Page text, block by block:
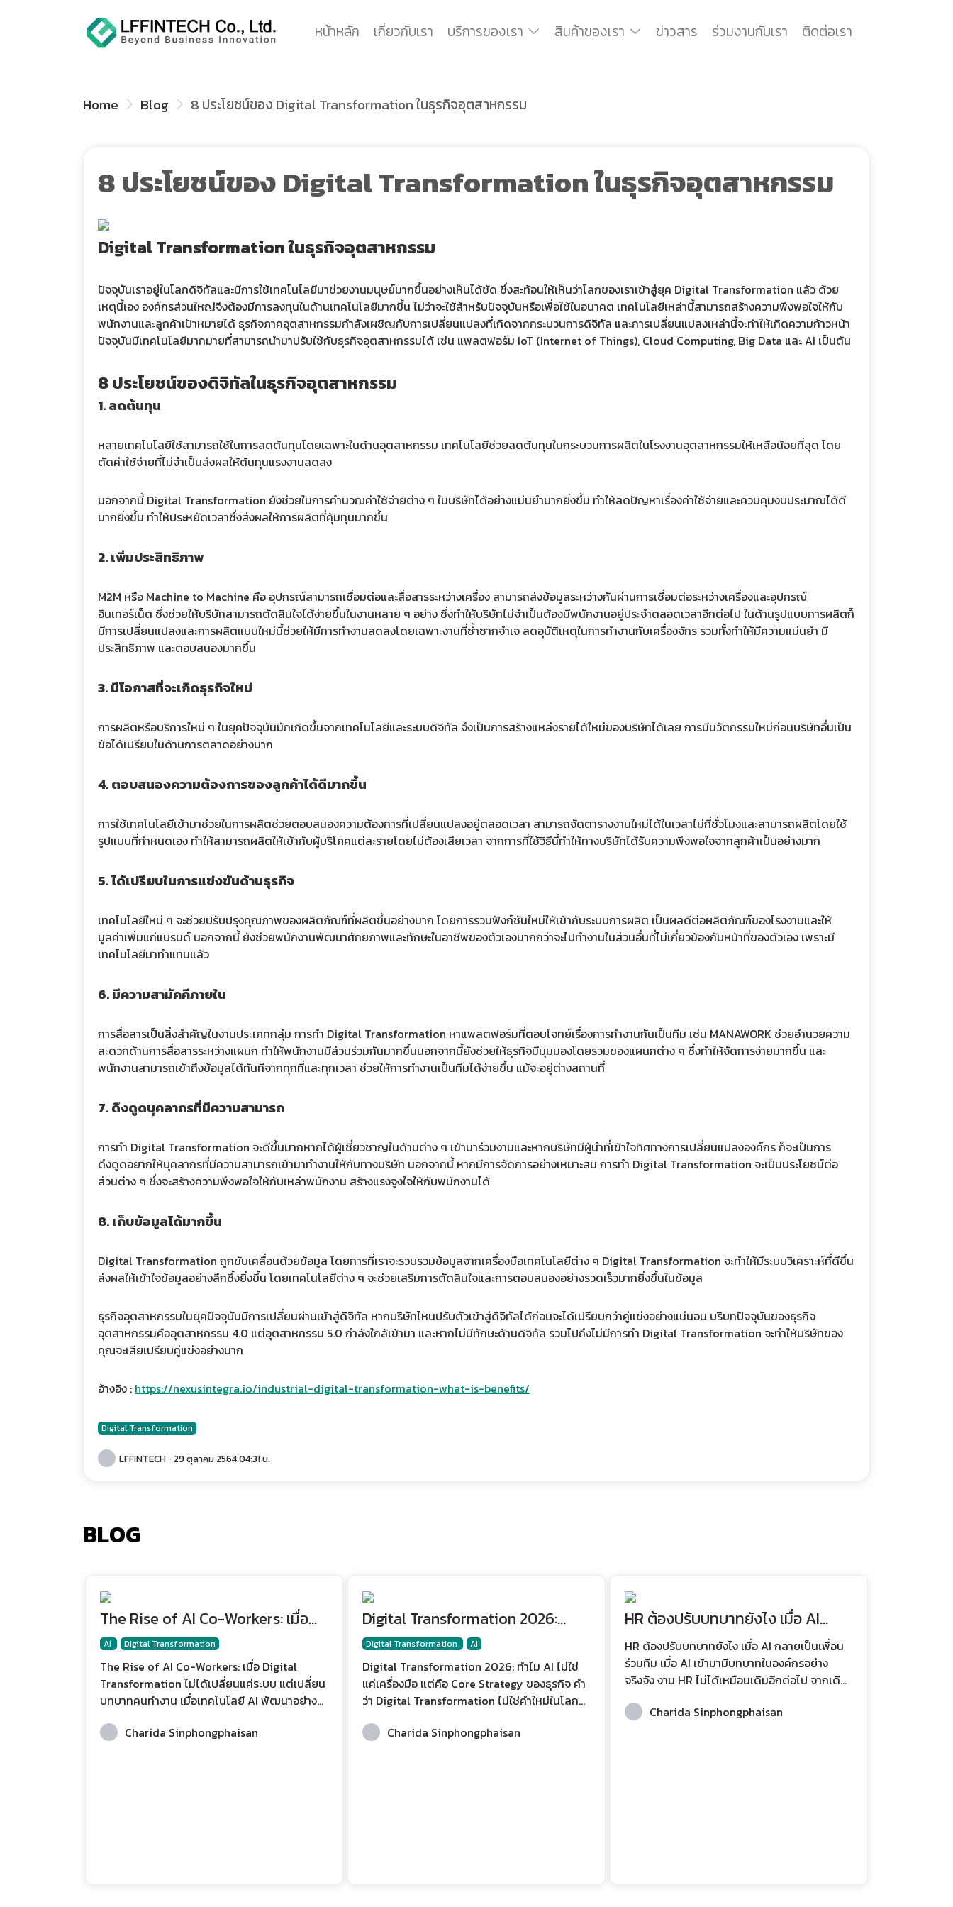
หน้าหลัก เกี่ยวกับเรา บริการของเรา สินค้าของเรา ข่าวสาร ร่วมงานกับเรา ติดต่อเรา
Home Blog 8 ประโยชน์ของ Digital Transformation ในธุรกิจอุตสาหกรรม
8 ประโยชน์ของ Digital Transformation ในธุรกิจอุตสาหกรรม
Digital Transformation ในธุรกิจอุตสาหกรรม
ปัจจุบันเราอยู่ในโลกดิจิทัลและมีการใช้เทคโนโลยีมาช่วยงานมนุษย์มากขึ้นอย่างเห็นได้ชัด ซึ่งสะท้อนให้เห็นว่าโลกของเราเข้าสู่ยุค Digital Transformation แล้ว ด้วย
เหตุนี้เอง องค์กรส่วนใหญ่จึงต้องมีการลงทุนในด้านเทคโนโลยีมากขึ้น ไม่ว่าจะใช้สำหรับปัจจุบันหรือเพื่อใช้ในอนาคต เทคโนโลยีเหล่านี้สามารถสร้างความพึงพอใจให้กับ
พนักงานและลูกค้าเป้าหมายได้ ธุรกิจภาคอุตสาหกรรมกำลังเผชิญกับการเปลี่ยนแปลงที่เกิดจากกระบวนการดิจิทัล และการเปลี่ยนแปลงเหล่านี้จะทำให้เกิดความก้าวหน้า
ปัจจุบันมีเทคโนโลยีมากมายที่สามารถนำมาปรับใช้กับธุรกิจอุตสาหกรรมได้ เช่น แพลตฟอร์ม IoT (Internet of Things), Cloud Computing, Big Data และ AI เป็นต้น
8 ประโยชน์ของดิจิทัลในธุรกิจอุตสาหกรรม
1. ลดต้นทุน
หลายเทคโนโลยีใช้สามารถใช้ในการลดต้นทุนโดยเฉพาะในด้านอุตสาหกรรม เทคโนโลยีช่วยลดต้นทุนในกระบวนการผลิตในโรงงานอุตสาหกรรมให้เหลือน้อยที่สุด โดย
ตัดค่าใช้จ่ายที่ไม่จำเป็นส่งผลให้ต้นทุนแรงงานลดลง
นอกจากนี้ Digital Transformation ยังช่วยในการคำนวณค่าใช้จ่ายต่าง ๆ ในบริษัทได้อย่างแม่นยำมากยิ่งขึ้น ทำให้ลดปัญหาเรื่องค่าใช้จ่ายและควบคุมงบประมาณได้ดี
มากยิ่งขึ้น ทำให้ประหยัดเวลาซึ่งส่งผลให้การผลิตที่คุ้มทุนมากขึ้น
2. เพิ่มประสิทธิภาพ
M2M หรือ Machine to Machine คือ อุปกรณ์สามารถเชื่อมต่อและสื่อสารระหว่างเครื่อง สามารถส่งข้อมูลระหว่างกันผ่านการเชื่อมต่อระหว่างเครื่องและอุปกรณ์
อินเทอร์เน็ต ซึ่งช่วยให้บริษัทสามารถตัดสินใจได้ง่ายขึ้นในงานหลาย ๆ อย่าง ซึ่งทำให้บริษัทไม่จำเป็นต้องมีพนักงานอยู่ประจำตลอดเวลาอีกต่อไป ในด้านรูปแบบการผลิตก็
มีการเปลี่ยนแปลงและการผลิตแบบใหม่นี้ช่วยให้มีการทำงานลดลงโดยเฉพาะงานที่ซ้ำซากจำเจ ลดอุบัติเหตุในการทำงานกับเครื่องจักร รวมทั้งทำให้มีความแม่นยำ มี
ประสิทธิภาพ และตอบสนองมากขึ้น
3. มีโอกาสที่จะเกิดธุรกิจใหม่
การผลิตหรือบริการใหม่ ๆ ในยุคปัจจุบันมักเกิดขึ้นจากเทคโนโลยีและระบบดิจิทัล จึงเป็นการสร้างแหล่งรายได้ใหม่ของบริษัทได้เลย การมีนวัตกรรมใหม่ก่อนบริษัทอื่นเป็น
ข้อได้เปรียบในด้านการตลาดอย่างมาก
4. ตอบสนองความต้องการของลูกค้าได้ดีมากขึ้น
การใช้เทคโนโลยีเข้ามาช่วยในการผลิตช่วยตอบสนองความต้องการที่เปลี่ยนแปลงอยู่ตลอดเวลา สามารถจัดตารางงานใหม่ได้ในเวลาไม่กี่ชั่วโมงและสามารถผลิตโดยใช้
รูปแบบที่กำหนดเอง ทำให้สามารถผลิตให้เข้ากับผู้บริโภคแต่ละรายโดยไม่ต้องเสียเวลา จากการที่ใช้วิธีนี้ทำให้ทางบริษัทได้รับความพึงพอใจจากลูกค้าเป็นอย่างมาก
5. ได้เปรียบในการแข่งขันด้านธุรกิจ
เทคโนโลยีใหม่ ๆ จะช่วยปรับปรุงคุณภาพของผลิตภัณฑ์ที่ผลิตขึ้นอย่างมาก โดยการรวมฟังก์ชันใหม่ให้เข้ากับระบบการผลิต เป็นผลดีต่อผลิตภัณฑ์ของโรงงานและให้
มูลค่าเพิ่มแก่แบรนด์ นอกจากนี้ ยังช่วยพนักงานพัฒนาศักยภาพและทักษะในอาชีพของตัวเองมากกว่าจะไปทำงานในส่วนอื่นที่ไม่เกี่ยวข้องกับหน้าที่ของตัวเอง เพราะมี
เทคโนโลยีมาทำแทนแล้ว
6. มีความสามัคคีภายใน
การสื่อสารเป็นสิ่งสำคัญในงานประเภทกลุ่ม การทำ Digital Transformation หาแพลตฟอร์มที่ตอบโจทย์เรื่องการทำงานกันเป็นทีม เช่น MANAWORK ช่วยอำนวยความ
สะดวกด้านการสื่อสารระหว่างแผนก ทำให้พนักงานมีส่วนร่วมกันมากขึ้นนอกจากนี้ยังช่วยให้ธุรกิจมีมุมมองโดยรวมของแผนกต่าง ๆ ซึ่งทำให้จัดการง่ายมากขึ้น และ
พนักงานสามารถเข้าถึงข้อมูลได้ทันทีจากทุกที่และทุกเวลา ช่วยให้การทำงานเป็นทีมได้ง่ายขึ้น แม้จะอยู่ต่างสถานที่
7. ดึงดูดบุคลากรที่มีความสามารถ
การทำ Digital Transformation จะดีขึ้นมากหากได้ผู้เชี่ยวชาญในด้านต่าง ๆ เข้ามาร่วมงานและหากบริษัทมีผู้นำที่เข้าใจทิศทางการเปลี่ยนแปลงองค์กร ก็จะเป็นการ
ดึงดูดอยากให้บุคลากรที่มีความสามารถเข้ามาทำงานให้กับทางบริษัท นอกจากนี้ หากมีการจัดการอย่างเหมาะสม การทำ Digital Transformation จะเป็นประโยชน์ต่อ
ส่วนต่าง ๆ ซึ่งจะสร้างความพึงพอใจให้กับเหล่าพนักงาน สร้างแรงจูงใจให้กับพนักงานได้
8. เก็บข้อมูลได้มากขึ้น
Digital Transformation ถูกขับเคลื่อนด้วยข้อมูล โดยการที่เราจะรวบรวมข้อมูลจากเครื่องมือเทคโนโลยีต่าง ๆ Digital Transformation จะทำให้มีระบบวิเคราะห์ที่ดีขึ้น
ส่งผลให้เข้าใจข้อมูลอย่างลึกซึ้งยิ่งขึ้น โดยเทคโนโลยีต่าง ๆ จะช่วยเสริมการตัดสินใจและการตอบสนองอย่างรวดเร็วมากยิ่งขึ้นในข้อมูล
ธุรกิจอุตสาหกรรมในยุคปัจจุบันมีการเปลี่ยนผ่านเข้าสู่ดิจิทัล หากบริษัทไหนปรับตัวเข้าสู่ดิจิทัลได้ก่อนจะได้เปรียบกว่าคู่แข่งอย่างแน่นอน บริบทปัจจุบันของธุรกิจ
อุตสาหกรรมคืออุตสาหกรรม 4.0 แต่อุตสาหกรรม 5.0 กำลังใกล้เข้ามา และหากไม่มีทักษะด้านดิจิทัล รวมไปถึงไม่มีการทำ Digital Transformation จะทำให้บริษัทของ
คุณจะเสียเปรียบคู่แข่งอย่างมาก
อ้างอิง : https://nexusintegra.io/industrial-digital-transformation-what-is-benefits/
Digital Transformation
LFFINTECH · 29 ตุลาคม 2564 04:31 น.
BLOG
The Rise of AI Co-Workers: เมื่อ
Digital Transformation ไม่ได้
เปลี่ยนแค่ระบบ แต่เปลี่ยนบทบาทคน
ทำงาน
AI Digital Transformation
The Rise of AI Co-Workers: เมื่อ Digital
Transformation ไม่ได้เปลี่ยนแค่ระบบ แต่เปลี่ยน
บทบาทคนทำงาน เมื่อเทคโนโลยี AI พัฒนาอย่าง
ที่ช่วยทำงานบางขั้นตอนเหมือนในอดีตอีกต่อไป
Charida Sinphongphaisan
Digital Transformation 2026:
ทำไม AI ไม่ใช่แค่เครื่องมือ แต่คือ
Core Strategy ของธุรกิจ
Digital Transformation AI
Digital Transformation 2026: ทำไม AI ไม่ใช่
แค่เครื่องมือ แต่คือ Core Strategy ของธุรกิจ คำ
ว่า Digital Transformation ไม่ใช่คำใหม่ในโลก
ไปอย่างมีนัยสำคัญ หากเมื่อก่อนองค์กรพูดถึงการ
Charida Sinphongphaisan
HR ต้องปรับบทบาทยังไง เมื่อ AI
กลายเป็นเพื่อนร่วมทีม
HR ต้องปรับบทบาทยังไง เมื่อ AI กลายเป็นเพื่อน
ร่วมทีม เมื่อ AI เข้ามามีบทบาทในองค์กรอย่าง
จริงจัง งาน HR ไม่ได้เหมือนเดิมอีกต่อไป จากเดิม
วันนี้ AI เข้ามาช่วยวิเคราะห์ข้อมูล คัดกรองผู้สมัคร
Charida Sinphongphaisan